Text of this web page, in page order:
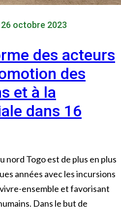
26 octobre 2023
des acteurs
des
et à la
dans 16
nord Togo est de plus en plus
années avec les incursions
ensemble et favorisant
Dans le but de